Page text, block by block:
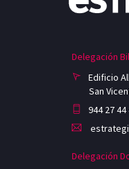
Delegación
Edificio
San
944 27 44
Delegación